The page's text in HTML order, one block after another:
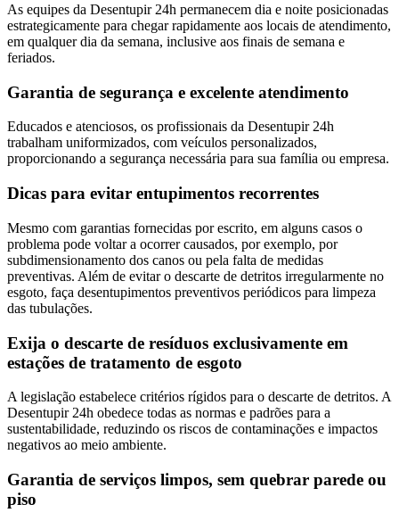
As equipes da Desentupir 24h permanecem dia e noite posicionadas
estrategicamente para chegar rapidamente aos locais de atendimento,
em qualquer dia da semana, inclusive aos finais de semana e
feriados.
Garantia de segurança e excelente atendimento
Educados e atenciosos, os profissionais da Desentupir 24h
trabalham uniformizados, com veículos personalizados,
proporcionando a segurança necessária para sua família ou empresa.
Dicas para evitar entupimentos recorrentes
Mesmo com garantias fornecidas por escrito, em alguns casos o
problema pode voltar a ocorrer causados, por exemplo, por
subdimensionamento dos canos ou pela falta de medidas
preventivas. Além de evitar o descarte de detritos irregularmente no
esgoto, faça desentupimentos preventivos periódicos para limpeza
das tubulações.
Exija o descarte de resíduos exclusivamente em
estações de tratamento de esgoto
A legislação estabelece critérios rígidos para o descarte de detritos. A
Desentupir 24h obedece todas as normas e padrões para a
sustentabilidade, reduzindo os riscos de contaminações e impactos
negativos ao meio ambiente.
Garantia de serviços limpos, sem quebrar parede ou
piso